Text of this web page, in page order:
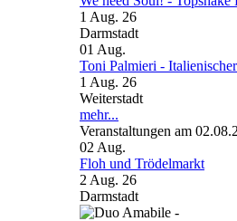
1 Aug. 26
Darmstadt
01 Aug.
Toni Palmieri -
1 Aug. 26
Weiterstadt
mehr...
Veranstaltungen am
02 Aug.
Floh und Trödelmarkt
2 Aug. 26
Darmstadt